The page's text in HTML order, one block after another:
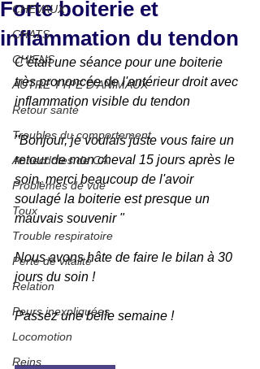
CHEVAUX
CHATS
CHIENS
AUTRE TYPE D'ANIMAUX
Retour santé
Troubles du comportement
Annecdotes de CA
Problèmes de vue
Toux
Trouble respiratoire
Perte de vitalité
Relation
Peurs inexpliquées
Locomotion
Reins
Forte boiterie et
inflammation du tendon
C'était une séance pour une boiterie
très prononcée de l'antérieur droit avec
inflammation visible du tendon
"Bonjour, je voulais juste vous faire un
retour de mon cheval 15 jours après le
soin, merci beaucoup de l'avoir
soulagé la boiterie est presque un
mauvais souvenir "
Nous avons hâte de faire le bilan à 30
jours du soin !
Passez une belle semaine !